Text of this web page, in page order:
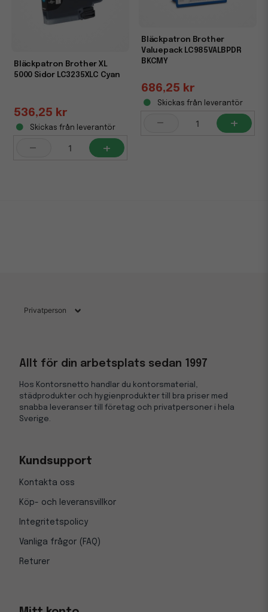
Bläckpatron Brother XL
5000 Sidor LC3235XLC Cyan
536,25 kr
Skickas från leverantör
- +
Bläckpatron Brother
Valuepack LC985VALBPDR
BKCMY
686,25 kr
Skickas från leverantör
- +
Allt för din arbetsplats sedan 1997
Hos Kontorsnetto handlar du kontorsmaterial,
städprodukter och hygienprodukter till bra priser med
snabba leveranser till företag och privatpersoner i hela
Sverige.
Kundsupport
Kontakta oss
Köp- och leveransvillkor
Integritetspolicy
Vanliga frågor (FAQ)
Returer